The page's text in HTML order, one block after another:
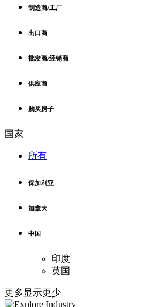
制造商/工厂
出口商
批发商/经销商
供应商
购买房子
国家
所有
保加利亚
加拿大
中国
印度
英国
更多显示更少